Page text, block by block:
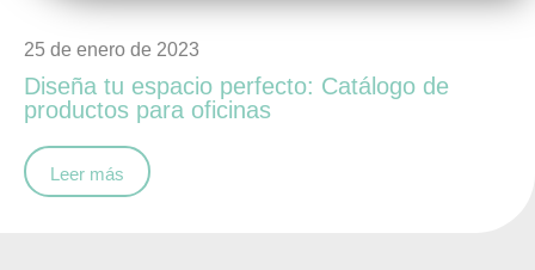
25 de enero de 2023
Diseña tu espacio perfecto: Catálogo de
productos para oficinas
Leer más